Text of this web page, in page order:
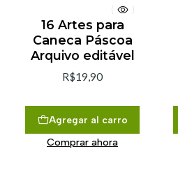
16 Artes para
Caneca Páscoa
Arquivo editável
R$19,90
Agregar al carro
Comprar ahora